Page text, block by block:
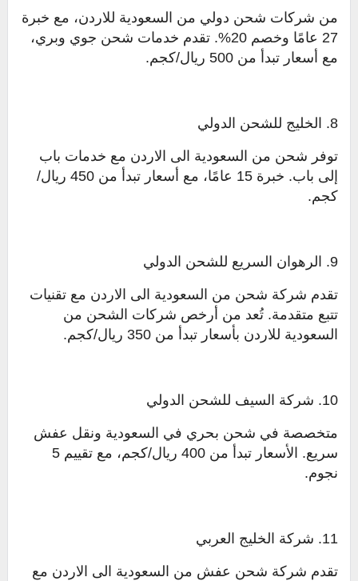
من شركات شحن دولي من السعودية للاردن، مع خبرة
27 عامًا وخصم 20%. تقدم خدمات شحن جوي وبري،
مع أسعار تبدأ من 500 ريال/كجم.
8. الخليج للشحن الدولي
توفر شحن من السعودية الى الاردن مع خدمات باب
إلى باب. خبرة 15 عامًا، مع أسعار تبدأ من 450 ريال/
كجم.
9. الرهوان السريع للشحن الدولي
تقدم شركة شحن من السعودية الى الاردن مع تقنيات
تتبع متقدمة. تُعد من أرخص شركات الشحن من
السعودية للاردن بأسعار تبدأ من 350 ريال/كجم.
10. شركة السيف للشحن الدولي
متخصصة في شحن بحري في السعودية ونقل عفش
سريع. الأسعار تبدأ من 400 ريال/كجم، مع تقييم 5
نجوم.
11. شركة الخليج العربي
تقدم شركة شحن عفش من السعودية الى الاردن مع